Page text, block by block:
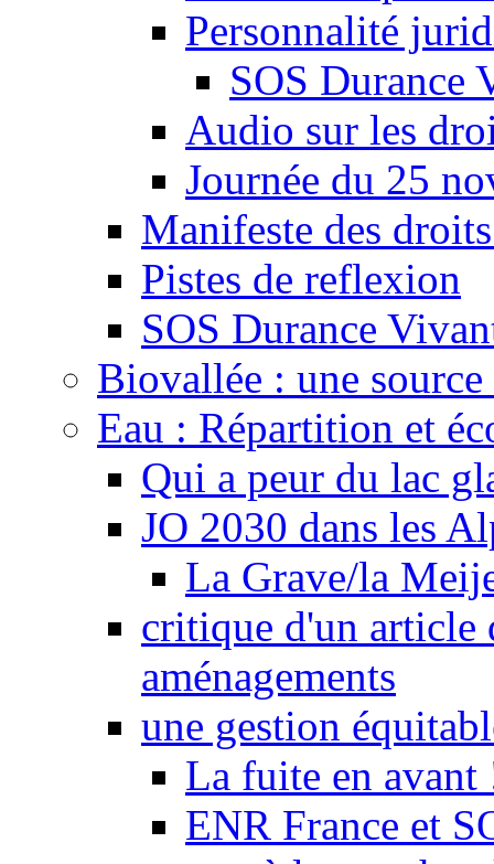
Personnalité
SOS Durance
Audio sur les
Journée du 25
Manifeste des
Pistes de reflexion
SOS Durance
Biovallée : une
Eau : Répartition et
Qui a peur du lac
JO 2030 dans les
La Grave/la
critique d'un article
aménagements
une gestion
La fuite en avant
ENR France et